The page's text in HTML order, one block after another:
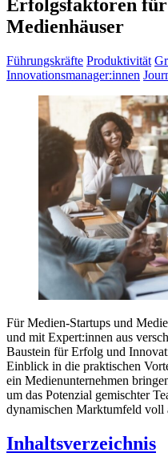
Erfolgsfaktoren
Medienhäuser
Führungskräfte Produktivität
Innovationsmanager:innen
Für Medien-Startups und
und mit Expert:innen aus
Baustein für Erfolg und
Einblick in die praktischen
ein Medienunternehmen
um das Potenzial gemischter
dynamischen Marktumfeld voll
Inhaltsverzeichnis